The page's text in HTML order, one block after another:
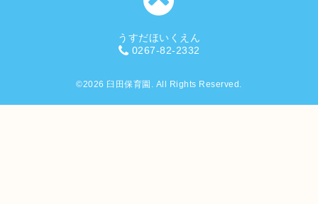
うすだほいくえん
0267-82-2332
©2026 臼田保育園 . All Rights Reserved.